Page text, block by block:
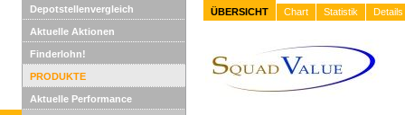
Depotstellenvergleich
Aktuelle Aktionen
Finderlohn!
PRODUKTE
Aktuelle Performance
ÜBERSICHT Chart Statistik Details